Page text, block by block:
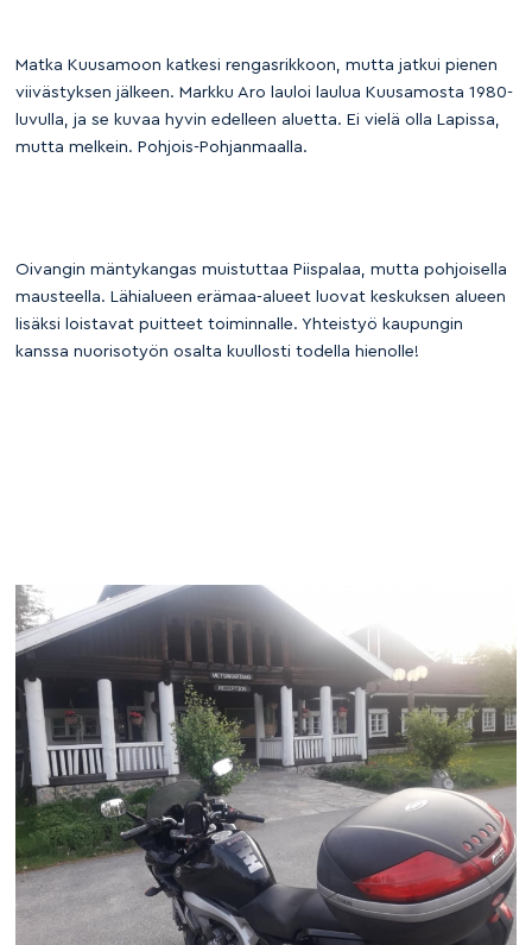
Matka Kuusamoon katkesi rengasrikkoon, mutta jatkui pienen
viivästyksen jälkeen. Markku Aro lauloi laulua Kuusamosta 1980-
luvulla, ja se kuvaa hyvin edelleen aluetta. Ei vielä olla Lapissa,
mutta melkein. Pohjois-Pohjanmaalla.
Oivangin mäntykangas muistuttaa Piispalaa, mutta pohjoisella
mausteella. Lähialueen erämaa-alueet luovat keskuksen alueen
lisäksi loistavat puitteet toiminnalle. Yhteistyö kaupungin
kanssa nuorisotyön osalta kuullosti todella hienolle!